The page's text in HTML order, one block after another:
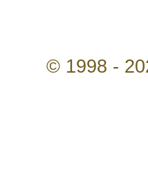
© 1998 -